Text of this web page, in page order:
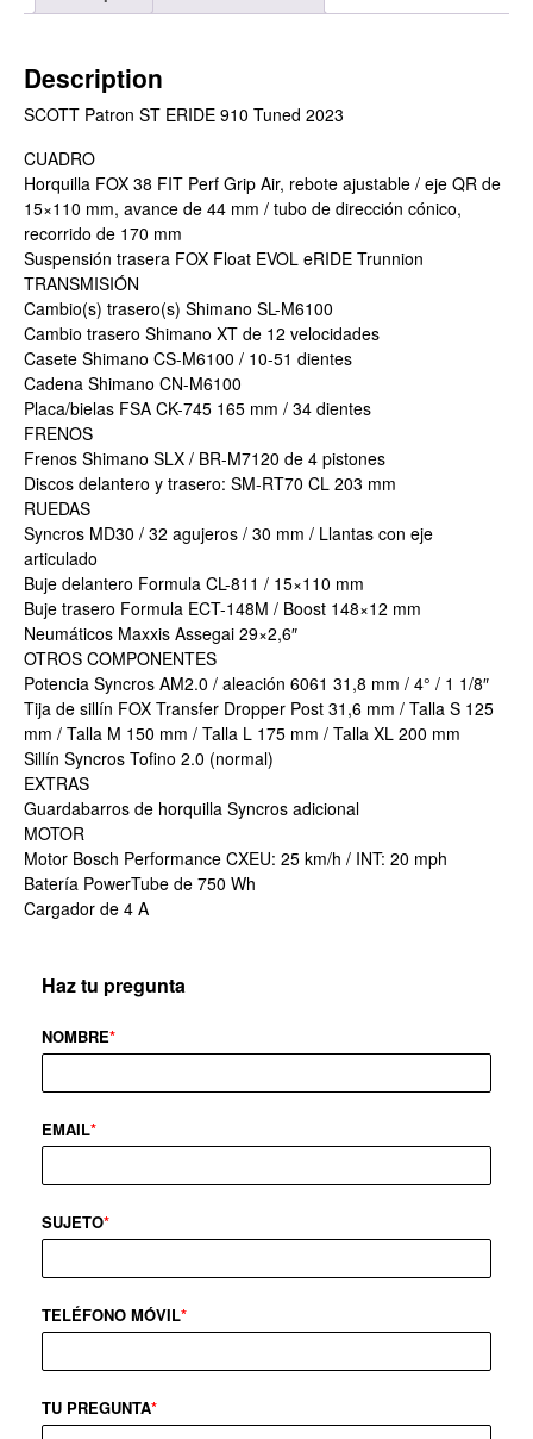
Description
SCOTT Patron ST ERIDE 910 Tuned 2023
CUADRO
Horquilla FOX 38 FIT Perf Grip Air, rebote ajustable / eje QR de
15×110 mm, avance de 44 mm / tubo de dirección cónico,
recorrido de 170 mm
Suspensión trasera FOX Float EVOL eRIDE Trunnion
TRANSMISIÓN
Cambio(s) trasero(s) Shimano SL-M6100
Cambio trasero Shimano XT de 12 velocidades
Casete Shimano CS-M6100 / 10-51 dientes
Cadena Shimano CN-M6100
Placa/bielas FSA CK-745 165 mm / 34 dientes
FRENOS
Frenos Shimano SLX / BR-M7120 de 4 pistones
Discos delantero y trasero: SM-RT70 CL 203 mm
RUEDAS
Syncros MD30 / 32 agujeros / 30 mm / Llantas con eje
articulado
Buje delantero Formula CL-811 / 15×110 mm
Buje trasero Formula ECT-148M / Boost 148×12 mm
Neumáticos Maxxis Assegai 29×2,6″
OTROS COMPONENTES
Potencia Syncros AM2.0 / aleación 6061 31,8 mm / 4° / 1 1/8″
Tija de sillín FOX Transfer Dropper Post 31,6 mm / Talla S 125
mm / Talla M 150 mm / Talla L 175 mm / Talla XL 200 mm
Sillín Syncros Tofino 2.0 (normal)
EXTRAS
Guardabarros de horquilla Syncros adicional
MOTOR
Motor Bosch Performance CXEU: 25 km/h / INT: 20 mph
Batería PowerTube de 750 Wh
Cargador de 4 A
Haz tu pregunta
NOMBRE*
EMAIL*
SUJETO*
TELÉFONO MÓVIL*
TU PREGUNTA*